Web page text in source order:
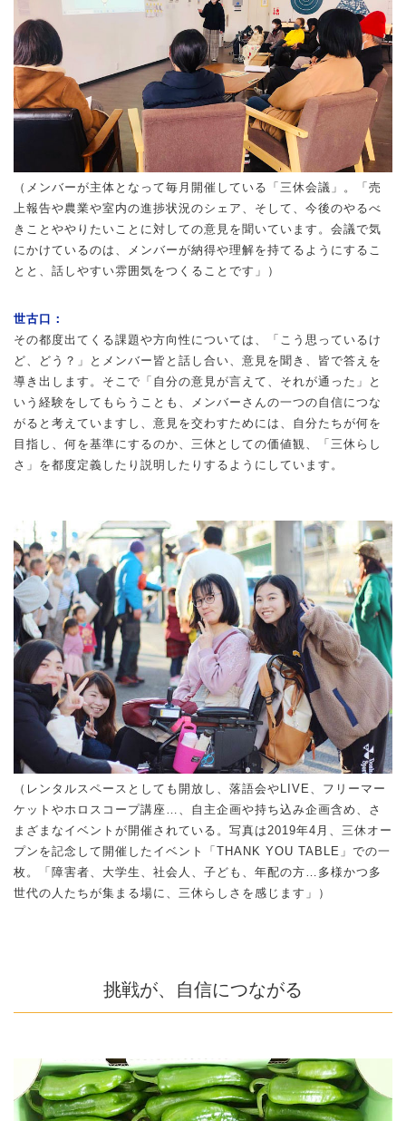
（メンバーが主体となって毎月開催している「三休会議」。「売
上報告や農業や室内の進捗状況のシェア、そして、今後のやるべ
きことややりたいことに対しての意見を聞いています。会議で気
にかけているのは、メンバーが納得や理解を持てるようにするこ
とと、話しやすい雰囲気をつくることです」）
世古口：
その都度出てくる課題や方向性については、「こう思っているけ
ど、どう？」とメンバー皆と話し合い、意見を聞き、皆で答えを
導き出します。そこで「自分の意見が言えて、それが通った」と
いう経験をしてもらうことも、メンバーさんの一つの自信につな
がると考えていますし、意見を交わすためには、自分たちが何を
目指し、何を基準にするのか、三休としての価値観、「三休らし
さ」を都度定義したり説明したりするようにしています。
（レンタルスペースとしても開放し、落語会やLIVE、フリーマー
ケットやホロスコープ講座…、自主企画や持ち込み企画含め、さ
まざまなイベントが開催されている。写真は2019年4月、三休オー
プンを記念して開催したイベント「THANK YOU TABLE」での一
枚。「障害者、大学生、社会人、子ども、年配の方…多様かつ多
世代の人たちが集まる場に、三休らしさを感じます」）
挑戦が、自信につながる